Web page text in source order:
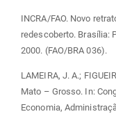
INCRA/FAO. Novo
redescoberto. Brasília:
2000. (FAO/BRA 036).
LAMEIRA, J. A.;
Mato – Grosso. In:
Economia,